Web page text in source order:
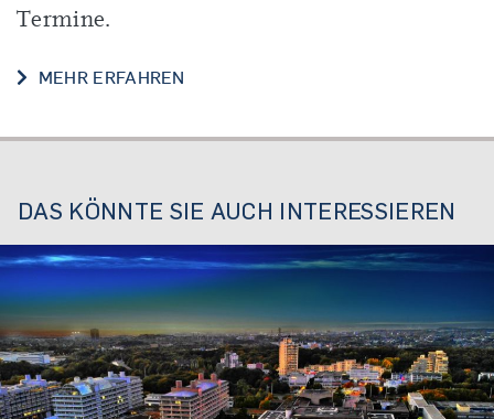
Termine.
MEHR ERFAHREN
DAS KÖNNTE SIE AUCH INTERESSIEREN